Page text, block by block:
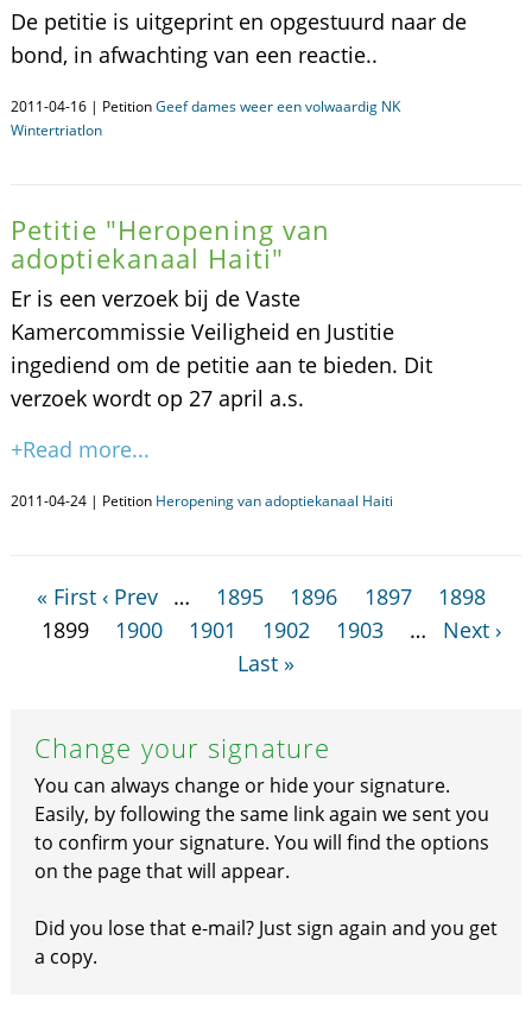
De petitie is uitgeprint en opgestuurd naar de
bond, in afwachting van een reactie..
2011-04-16 | PetitionGeef dames weer een volwaardig NK
Wintertriatlon
Petitie "Heropening van
adoptiekanaal Haiti"
Er is een verzoek bij de Vaste
Kamercommissie Veiligheid en Justitie
ingediend om de petitie aan te bieden. Dit
verzoek wordt op 27 april a.s.
+Read more...
2011-04-24 | Petition Heropening van adoptiekanaal Haiti
« First ‹ Prev … 1895 1896 1897
1898
1899
1900 1901 1902 1903 …
Next ›
Last »
Change your signature
You can always change or hide your signature.
Easily, by following the same link again we sent you
to confirm your signature. You will find the options
on the page that will appear.
Did you lose that e-mail? Just sign again and you get
a copy.